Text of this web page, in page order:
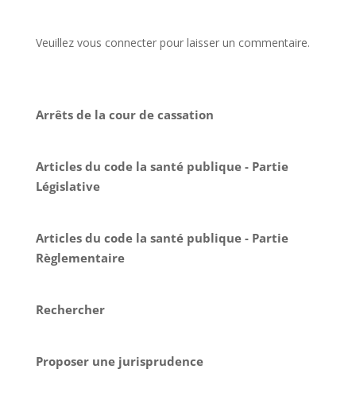
Veuillez vous connecter pour laisser un commentaire.
Arrêts de la cour de cassation
Articles du code la santé publique - Partie
Législative
Articles du code la santé publique - Partie
Règlementaire
Rechercher
Proposer une jurisprudence